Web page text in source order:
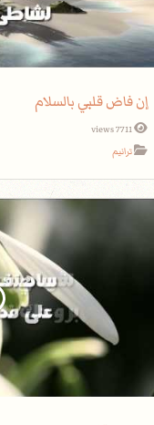
إن فاض قلبي بالسلام
7711 views
ترانيم